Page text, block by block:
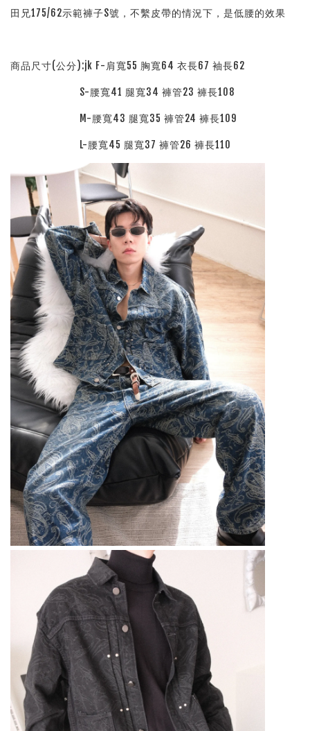
田兄175/62示範褲子S號，不繫皮帶的情況下，是低腰的效果
商品尺寸(公分):jk F-肩寬55 胸寬64 衣長67 袖長62
S-腰寬41 腿寬34 褲管23 褲長108
M-腰寬43 腿寬35 褲管24 褲長109
L-腰寬45 腿寬37 褲管26 褲長110